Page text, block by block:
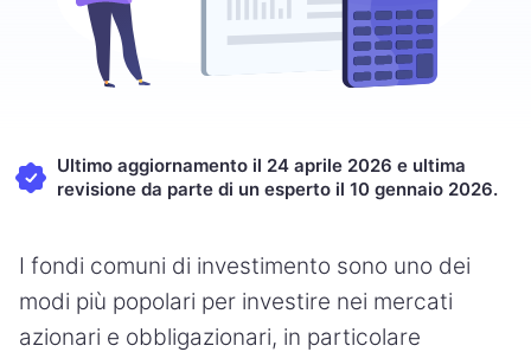
Ultimo aggiornamento il 24 aprile 2026 e ultima
revisione da parte di un esperto il 10 gennaio 2026.
I fondi comuni di investimento sono uno dei
modi più popolari per investire nei mercati
azionari e obbligazionari, in particolare